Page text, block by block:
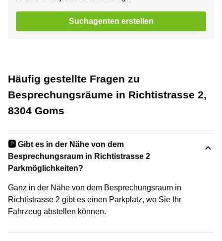
Suchagenten erstellen
Häufig gestellte Fragen zu
Besprechungsräume in Richtistrasse 2,
8304 Goms
🅿️ Gibt es in der Nähe von dem
Besprechungsraum in Richtistrasse 2
Parkmöglichkeiten?
Ganz in der Nähe von dem Besprechungsraum in
Richtistrasse 2 gibt es einen Parkplatz, wo Sie Ihr
Fahrzeug abstellen können.